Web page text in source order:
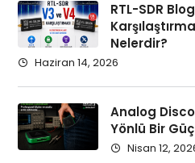
RTL-SDR
Nelerdir?
Haziran 14, 2026
Analog
Yönlü Bir
Nisan 12,